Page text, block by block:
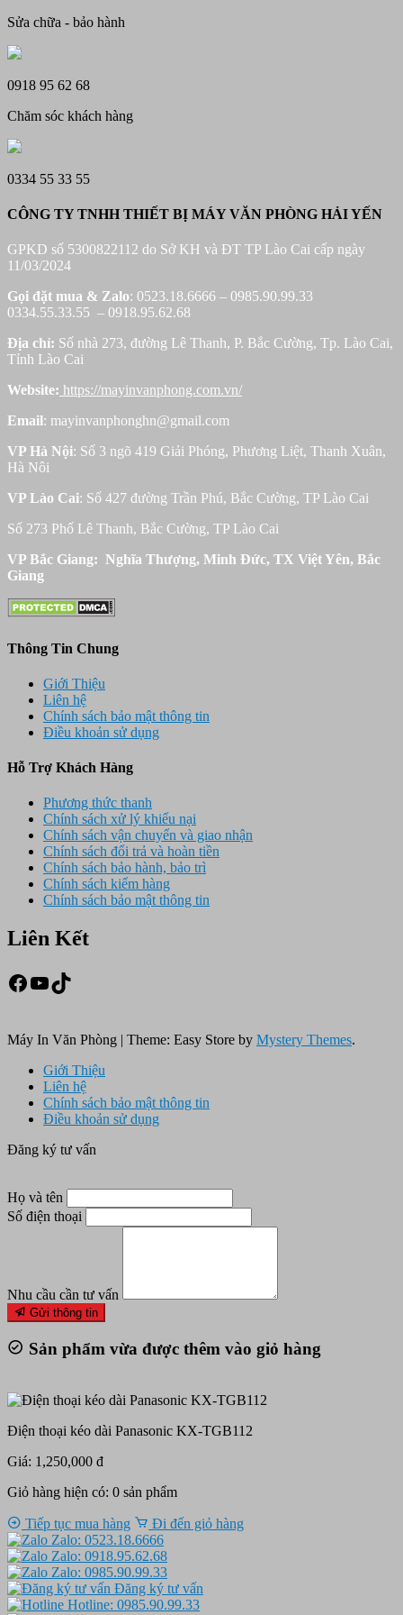
Sửa chữa - bảo hành
0918 95 62 68
Chăm sóc khách hàng
0334 55 33 55
CÔNG TY TNHH THIẾT BỊ MÁY VĂN PHÒNG HẢI YẾN
GPKD số 5300822112 do Sở KH và ĐT TP Lào Cai cấp ngày
11/03/2024
Gọi đặt mua & Zalo: 0523.18.6666 – 0985.90.99.33
0334.55.33.55 – 0918.95.62.68
Địa chỉ: Số nhà 273, đường Lê Thanh, P. Bắc Cường, Tp. Lào Cai,
Tỉnh Lào Cai
Website: https://mayinvanphong.com.vn/
Email: mayinvanphonghn@gmail.com
VP Hà Nội: Số 3 ngõ 419 Giải Phóng, Phương Liệt, Thanh Xuân,
Hà Nôi
VP Lào Cai: Số 427 đường Trần Phú, Bắc Cường, TP Lào Cai
Số 273 Phố Lê Thanh, Bắc Cường, TP Lào Cai
VP Bắc Giang: Nghĩa Thượng, Minh Đức, TX Việt Yên, Bắc
Giang
Thông Tin Chung
Giới Thiệu
Liên hệ
Chính sách bảo mật thông tin
Điều khoản sử dụng
Hỗ Trợ Khách Hàng
Phương thức thanh
Chính sách xử lý khiếu nại
Chính sách vận chuyển và giao nhận
Chính sách đổi trả và hoàn tiền
Chính sách bảo hành, bảo trì
Chính sách kiểm hàng
Chính sách bảo mật thông tin
Liên Kết
Facebook
Youtube
TikTok
Máy In Văn Phòng | Theme: Easy Store by Mystery Themes.
Giới Thiệu
Liên hệ
Chính sách bảo mật thông tin
Điều khoản sử dụng
Đăng ký tư vấn
Họ và tên
Số điện thoại
Nhu cầu cần tư vấn
Gửi thông tin
Sản phẩm vừa được thêm vào giỏ hàng
Điện thoại kéo dài Panasonic KX-TGB112
Giá: 1,250,000 đ
Giỏ hàng hiện có: 0 sản phẩm
Tiếp tục mua hàng
Đi đến giỏ hàng
Zalo: 0523.18.6666
Zalo: 0918.95.62.68
Zalo: 0985.90.99.33
Đăng ký tư vấn
Hotline: 0985.90.99.33